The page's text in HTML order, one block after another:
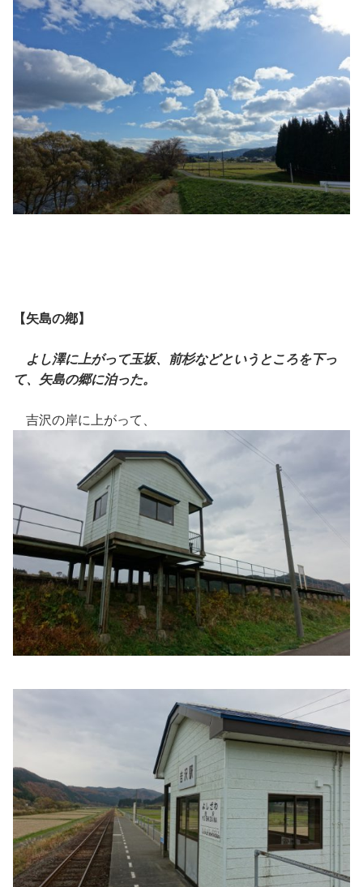
【矢島の鄕】
よし澤に上がって玉坂、前杉などというところを下っ
て、矢島の郷に泊った。
吉沢の岸に上がって、